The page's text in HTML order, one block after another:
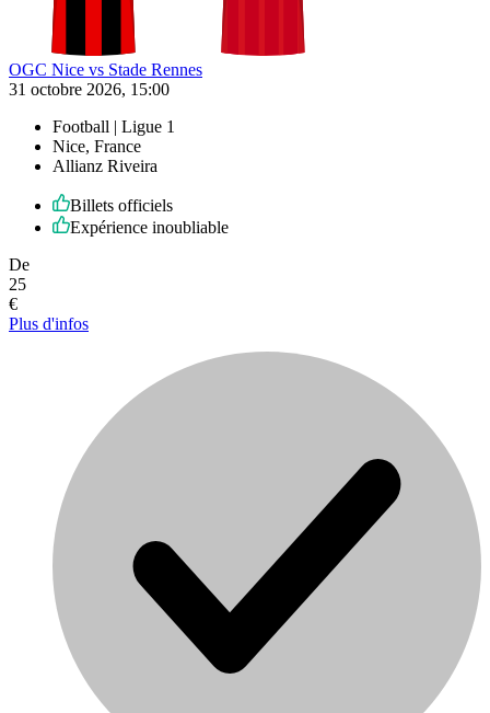
OGC Nice vs Stade Rennes
31 octobre 2026, 15:00
Football | Ligue 1
Nice, France
Allianz Riveira
Billets officiels
Expérience inoubliable
De
25
€
Plus d'infos